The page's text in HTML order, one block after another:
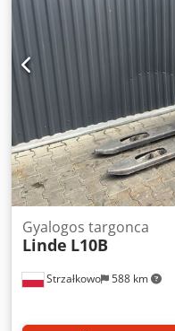
Strzałkowo 588 km
Gyalogos targonca
Linde L10B